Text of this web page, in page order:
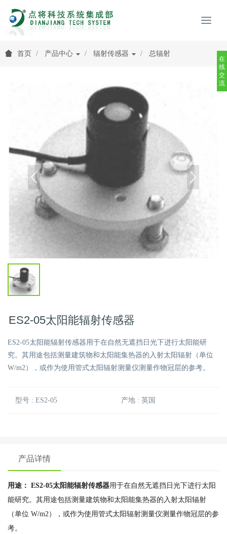
首页 产品中心 辐射传感器 总辐射
ES2-05太阳能辐射传感器
ES2-05太阳能辐射传感器用于在自然无遮挡日光下进行太阳能研
究。其用途包括测量建筑物和太阳能集热器的入射太阳辐射（单位
W/m2），或作为使用管式太阳辐射测量仪测量作物冠层的参考。
型号 : ES2-05 产地 : 英国
产品详情
用途： ES2-05太阳能辐射传感器用于在自然无遮挡日光下进行太阳
能研究。其用途包括测量建筑物和太阳能集热器的入射太阳辐射
（单位 W/m2），或作为使用管式太阳辐射测量仪测量作物冠层的参
考。
在
线
交
流